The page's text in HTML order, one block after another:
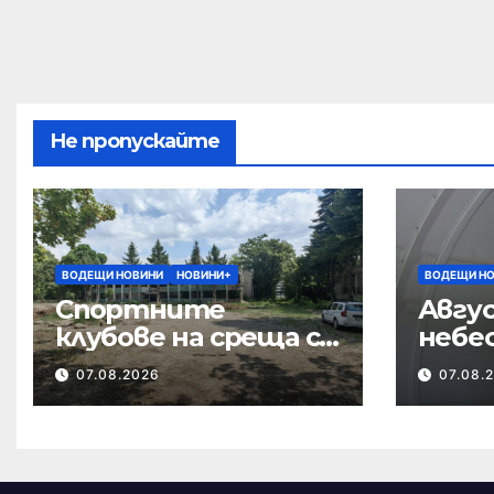
Не пропускайте
ВОДЕЩИ НОВИНИ НОВИНИ+
Спортните
клубове на среща с
кмета за
бъдещето на
07.08.2026
ВОДЕЩИ